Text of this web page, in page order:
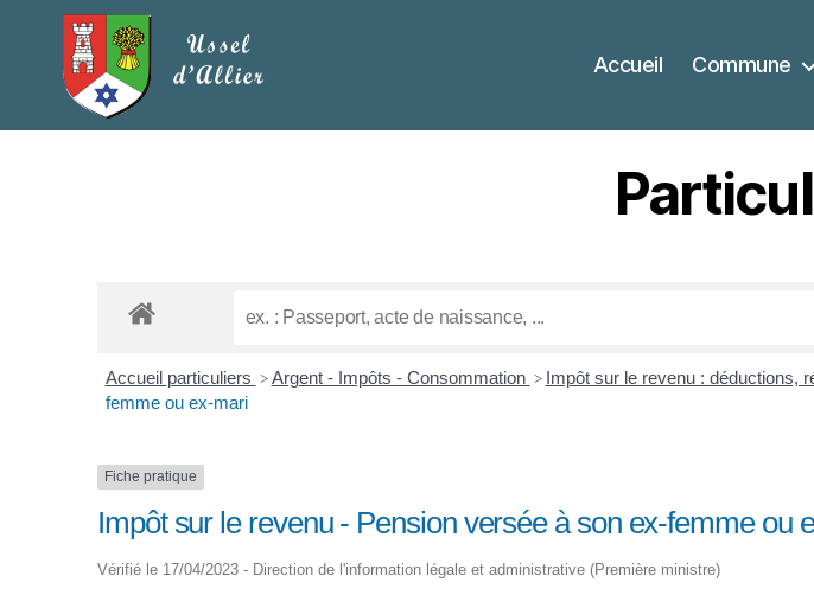
Accueil Commune
Accueil particuliers > Argent - Impôts - Consommation > Impôt sur le revenu : déductions,
femme ou ex-mari
Fiche pratique
Impôt sur le revenu - Pension versée à son ex-femme ou
Vérifié le 17/04/2023 - Direction de l'information légale et administrative (Première ministre)